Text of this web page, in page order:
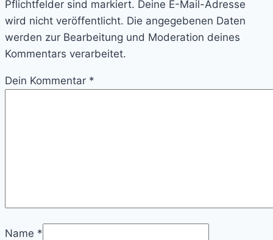
Pflichtfelder sind markiert. Deine E-Mail-Adresse
wird nicht veröffentlicht. Die angegebenen Daten
werden zur Bearbeitung und Moderation deines
Kommentars verarbeitet.
Dein Kommentar *
Name *